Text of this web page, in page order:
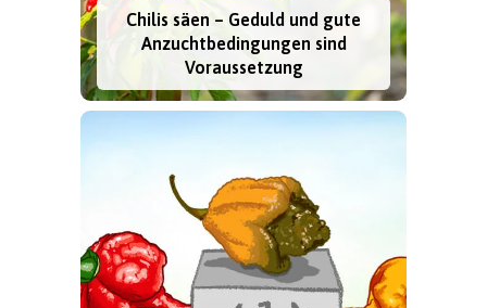
Chilis säen – Geduld und gute
Anzuchtbedingungen sind
Voraussetzung